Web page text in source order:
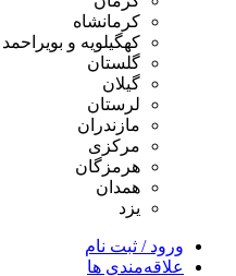
کرمانشاه
کهگیلویه و بویراحمد
گلستان
گیلان
لرستان
مازندران
مرکزی
هرمزگان
همدان
یزد
ورود / ثبت نام
علاقه‌مندی ها